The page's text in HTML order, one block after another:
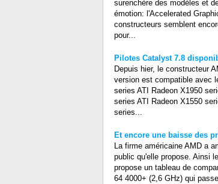
surenchère des modèles et
émotion: l'Accelerated
constructeurs semblent
pour...
Pilotes Catalyst 7.8
Depuis hier, le constructeur
version est compatible avec
series ATI Radeon X1950
series ATI Radeon X1550
series...
Et encore une baisse des
La firme américaine AMD a
public qu'elle propose. Ainsi
propose un tableau de
64 4000+ (2,6 GHz) qui